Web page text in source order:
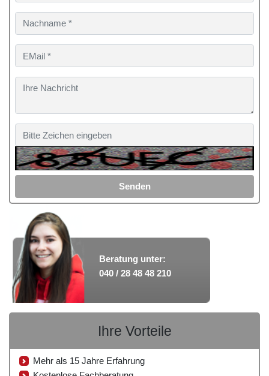
Senden
Beratung unter:
040 / 28 48 48 210
Ihre Vorteile
Mehr als 15 Jahre Erfahrung